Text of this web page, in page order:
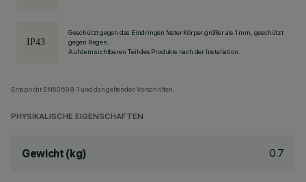
Geschützt gegen das Eindringen fester Körper größer als 1 mm, geschützt
gegen Regen.
Auf dem sichtbaren Teil des Produkts nach der Installation
Entspricht EN60598-1 und den geltenden Vorschriften.
PHYSIKALISCHE EIGENSCHAFTEN
Gewicht (kg) 0.7